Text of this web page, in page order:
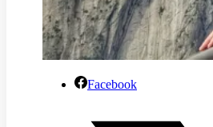
Facebook